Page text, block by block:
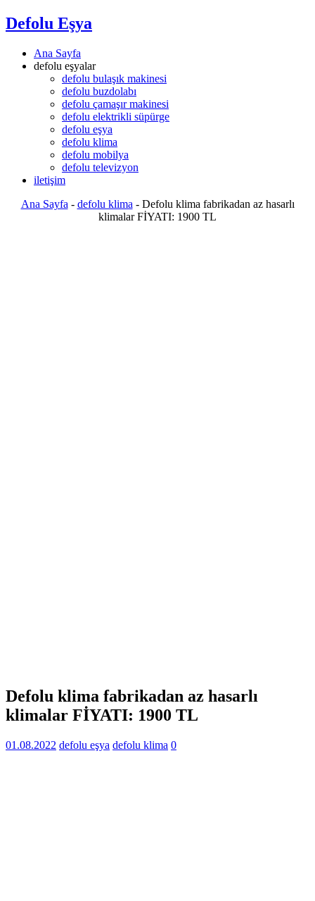
Defolu Eşya
Ana Sayfa
defolu eşyalar
defolu bulaşık makinesi
defolu buzdolabı
defolu çamaşır makinesi
defolu elektrikli süpürge
defolu eşya
defolu klima
defolu mobilya
defolu televizyon
iletişim
Ana Sayfa - defolu klima - Defolu klima fabrikadan az hasarlı
klimalar FİYATI: 1900 TL
Defolu klima fabrikadan az hasarlı
klimalar FİYATI: 1900 TL
01.08.2022 defolu eşya defolu klima 0